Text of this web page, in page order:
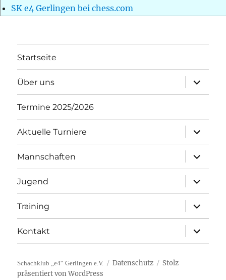
SK e4 Gerlingen bei chess.com
Startseite
Über uns
öffnen
Termine 2025/2026
Aktuelle Turniere
öffnen
Mannschaften
öffnen
Jugend
öffnen
Training
öffnen
Kontakt
öffnen
Schachklub „e4“ Gerlingen e.V. Datenschutz
Stolz
präsentiert von WordPress